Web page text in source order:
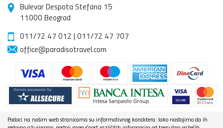
Bulevar Despota Stefana 15
11000 Beograd
011/72 47 012 | 011/72 47 707
office@paradisotravel.com
Podaci na našim web stranicama su informativnog karaktera. Iako nastojimo da ih